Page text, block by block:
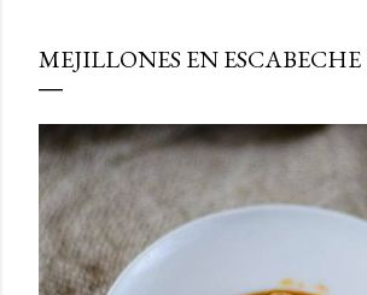
satisface. Estas alubias crujientes al
por completo tu forma de ver las
copiosos de invierno. Con esta receta
revolucionaria, transformaremos un
humilde como la alubia de La Bañeza en
dorado, cargado de proteína y 100%
sustituto perfecto a los frutos se...
MEJILLONES EN ESCABECHE